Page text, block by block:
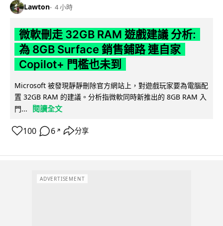
Lawton 4 小時
微軟刪走 32GB RAM 遊戲建議 分析:
為 8GB Surface 銷售鋪路 連自家
Copilot+ 門檻也未到
Microsoft 被發現靜靜刪除官方網站上，對遊戲玩家要為電腦配
置 32GB RAM 的建議。分析指微軟同時新推出的 8GB RAM 入
門...
閱讀全文
100 6 ↗ 分享
ADVERTISEMENT